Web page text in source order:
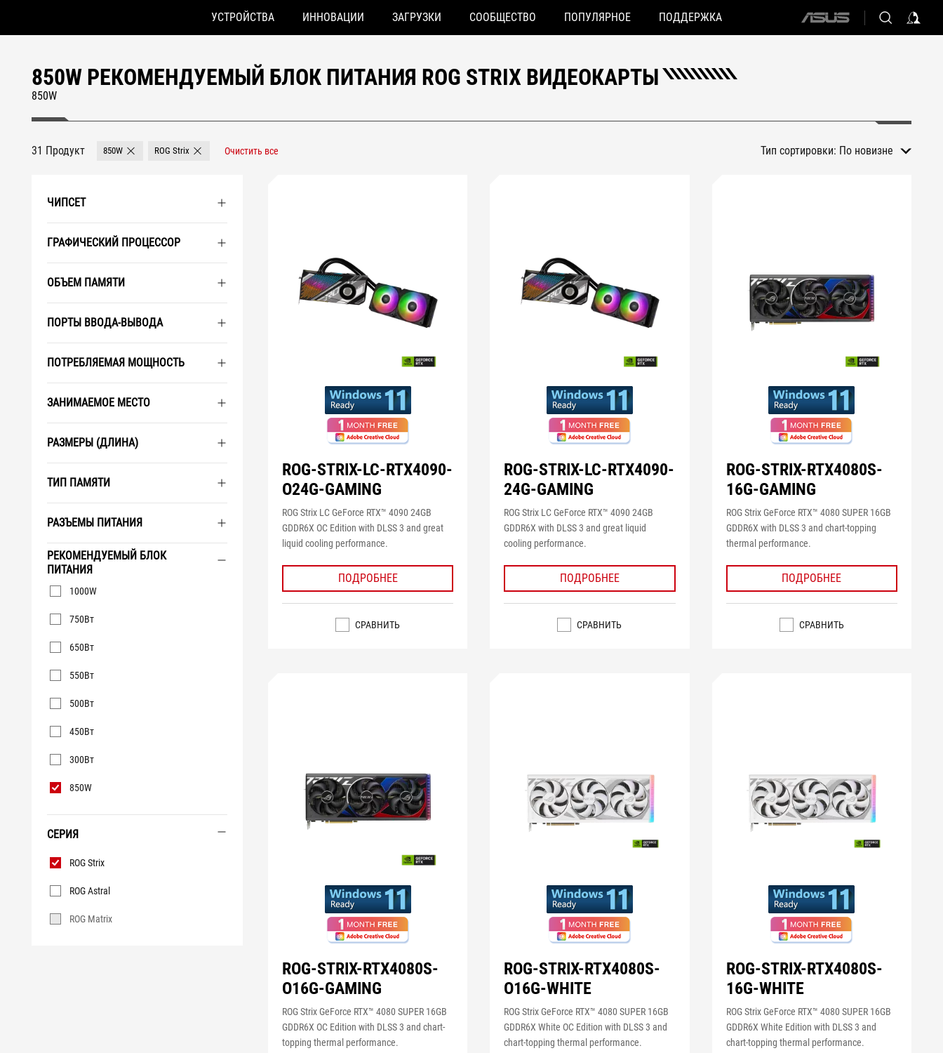
Accessibility links
УСТРОЙСТВА ИННОВАЦИИ ЗАГРУЗКИ СООБЩЕСТВО ПОПУЛЯРНОЕ ПОДДЕРЖКА
ASUS
850W РЕКОМЕНДУЕМЫЙ БЛОК ПИТАНИЯ ROG STRIX ВИДЕОКАРТЫ
850W
31 Продукт 850W Remove 850W
ROG Strix Remove ROG Strix
Очистить все Тип сортировки: По новизне
ЧИПСЕТ
ГРАФИЧЕСКИЙ ПРОЦЕССОР
ОБЪЕМ ПАМЯТИ
ПОРТЫ ВВОДА-ВЫВОДА
ПОТРЕБЛЯЕМАЯ МОЩНОСТЬ
ЗАНИМАЕМОЕ МЕСТО
РАЗМЕРЫ (ДЛИНА)
ТИП ПАМЯТИ
РАЗЪЕМЫ ПИТАНИЯ
РЕКОМЕНДУЕМЫЙ БЛОК
ПИТАНИЯ
Рекомендуемый
блок питания
1000W
750Вт
650Вт
550Вт
500Вт
450Вт
300Вт
850W
СЕРИЯ
Серия
ROG Matrix
ROG Strix
ROG Astral
ROG-STRIX-LC-RTX4090-
O24G-GAMING
ROG Strix LC GeForce RTX™ 4090 24GB
GDDR6X OC Edition with DLSS 3 and great
liquid cooling performance.
ПОДРОБНЕЕ
СРАВНИТЬ
ROG-STRIX-LC-RTX4090-
24G-GAMING
ROG Strix LC GeForce RTX™ 4090 24GB
GDDR6X with DLSS 3 and great liquid
cooling performance.
ПОДРОБНЕЕ
СРАВНИТЬ
ROG-STRIX-RTX4080S-
16G-GAMING
ROG Strix GeForce RTX™ 4080 SUPER 16GB
GDDR6X with DLSS 3 and chart-topping
thermal performance.
ПОДРОБНЕЕ
СРАВНИТЬ
ROG-STRIX-RTX4080S-
O16G-GAMING
ROG Strix GeForce RTX™ 4080 SUPER 16GB
GDDR6X OC Edition with DLSS 3 and chart-
topping thermal performance.
ROG-STRIX-RTX4080S-
O16G-WHITE
ROG Strix GeForce RTX™ 4080 SUPER 16GB
GDDR6X White OC Edition with DLSS 3 and
chart-topping thermal performance.
ROG-STRIX-RTX4080S-
16G-WHITE
ROG Strix GeForce RTX™ 4080 SUPER 16GB
GDDR6X White Edition with DLSS 3 and
chart-topping thermal performance.